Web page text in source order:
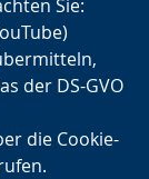
Sie:
der DS-GVO
die Cookie-